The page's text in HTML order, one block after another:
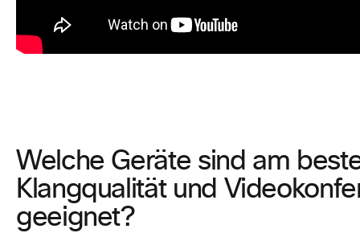
Welche Geräte sind am
Klangqualität und
geeignet?